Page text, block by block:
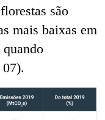
são
mais baixas em